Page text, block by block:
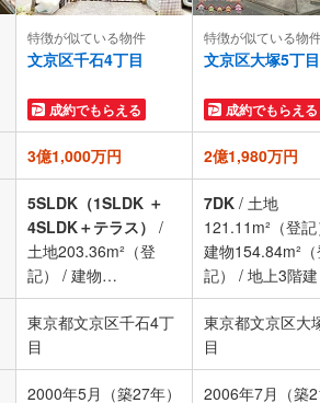
特徴が似ている物件
文京区千石4丁目
成約でもらえる
特徴が似ている物
文京区大塚5丁目
成約でもらえる
3億1,000万円 2億1,980万円
5SLDK（1SLDK ＋
4SLDK＋テラス） /
土地203.36m²（登
記）
/ 建物
206.76m²（実測）/
地上3階
7DK / 土地
121.11m²（登
建物154.84m²
記）
/ 地上3階建
東京都文京区千石4丁
目
東京都文京区大
目
2000年5月（築27年） 2006年7月（築